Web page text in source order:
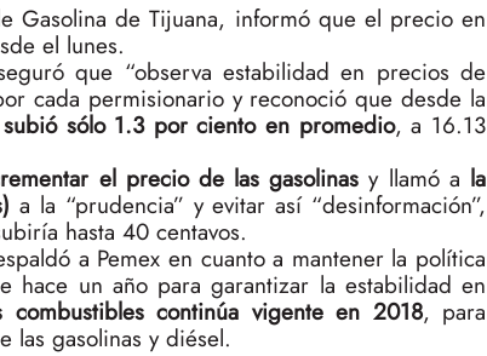
Gasolina de Tijuana, informó que el precio en
el lunes.
que “observa estabilidad en precios de
cada permisionario y reconoció que desde la
sólo 1.3 por ciento en promedio, a 16.13
el precio de las gasolinas y llamó a la
a la “prudencia” y evitar así “desinformación”,
hasta 40 centavos.
a Pemex en cuanto a mantener la política
hace un año para garantizar la estabilidad en
continúa vigente en 2018, para
las gasolinas y diésel.